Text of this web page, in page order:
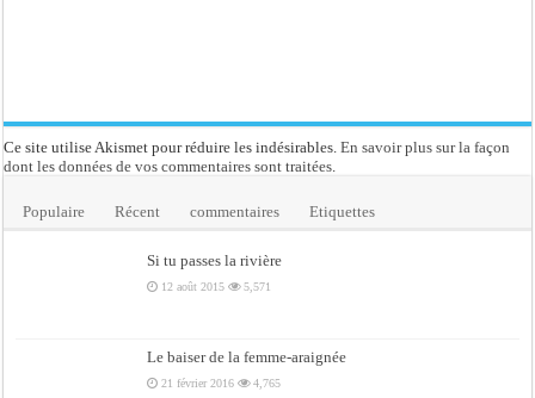
Ce site utilise Akismet pour réduire les indésirables.En savoir plus sur la façon
dont les données de vos commentaires sont traitées.
Populaire Récent commentaires Etiquettes
Si tu passes la rivière
12 août 2015 5,571
Le baiser de la femme-araignée
21 février 2016 4,765